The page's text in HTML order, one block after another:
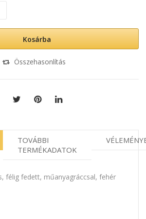
Kosárba
Összehasonlítás
TOVÁBBI
TERMÉKADATOK
félig fedett, műanyagráccsal, fehér